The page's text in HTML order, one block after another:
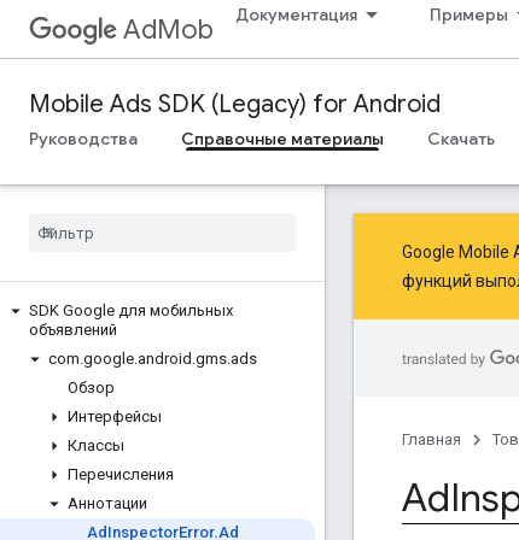
AdMob Документация Примеры
Mobile Ads SDK (Legacy) for Android
Руководства Справочные материалы Скачать
SDK Google для мобильных
объявлений
com.google.android .gms.ads
Обзор
Интерфейсы
Классы
Перечисления
Аннотации
Ad InspectorError.Ad
Google Mobile
функций
Главная
Ad